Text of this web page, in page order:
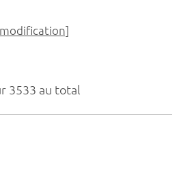
3533 au total